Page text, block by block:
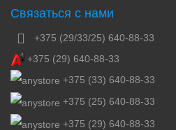
Связаться с нами
+375 (29/33/25) 640-88-33
+375 (29) 640-88-33
+375 (33) 640-88-33
+375 (25) 640-88-33
+375 (29) 640-88-33